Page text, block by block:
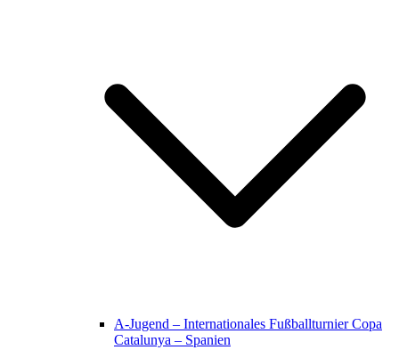
A-Jugend – Internationales Fußballturnier Copa
Catalunya – Spanien